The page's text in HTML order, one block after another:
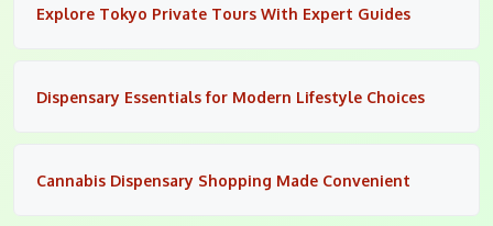
Explore Tokyo Private Tours With Expert Guides
Dispensary Essentials for Modern Lifestyle Choices
Cannabis Dispensary Shopping Made Convenient